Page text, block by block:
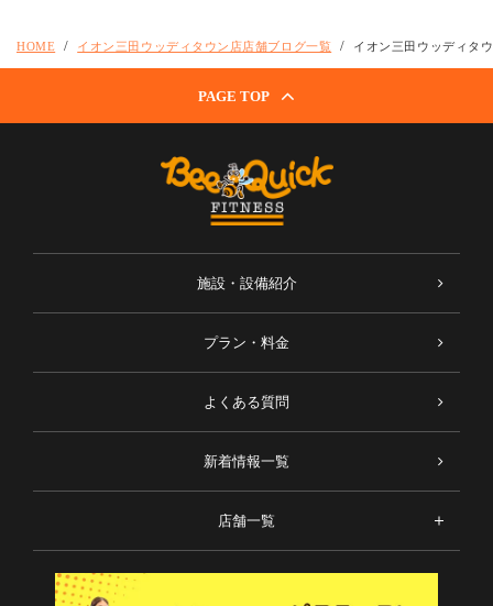
HOME イオン三田ウッディタウン店店舗ブログ一覧 イオン三田ウッディタ
PAGE TOP
施設・設備紹介
プラン・料金
よくある質問
新着情報一覧
店舗一覧